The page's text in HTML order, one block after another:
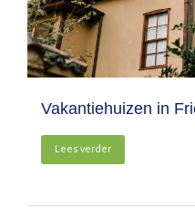
Vakantiehuizen in
Lees verder